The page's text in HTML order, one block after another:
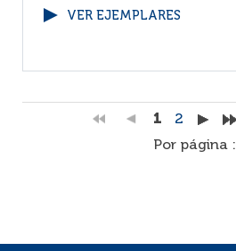
VER EJEMPLARES
1 2
Por página :